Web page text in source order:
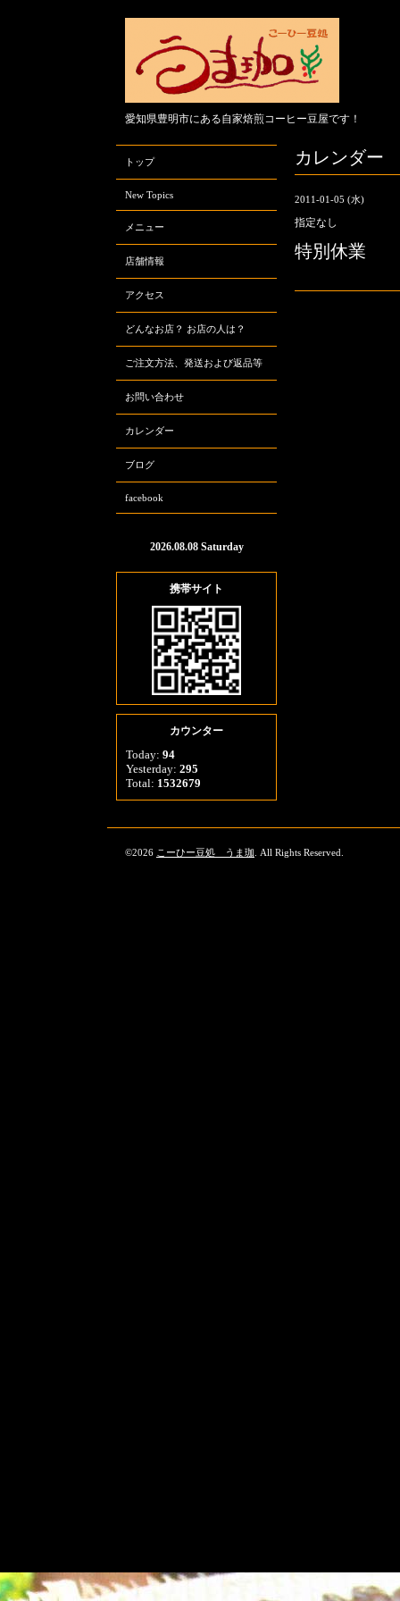
愛知県豊明市にある自家焙煎コーヒー豆屋です！
カレンダー
2011-01-05 (水)
指定なし
特別休業
トップ
New Topics
メニュー
店舗情報
アクセス
どんなお店？ お店の人は？
ご注文方法、発送および返品等
お問い合わせ
カレンダー
ブログ
facebook
2026.08.08 Saturday
携帯サイト
カウンター
Today: 94
Yesterday: 295
Total: 1532679
©2026 こーひー豆処 うま珈 . All Rights Reserved.